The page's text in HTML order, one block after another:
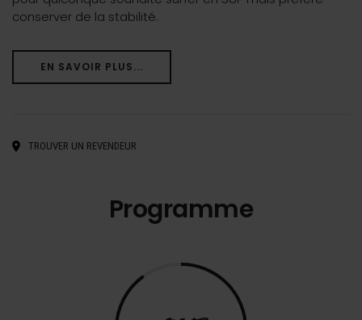
conserver de la stabilité.
EN SAVOIR PLUS...
TROUVER UN REVENDEUR
Programme